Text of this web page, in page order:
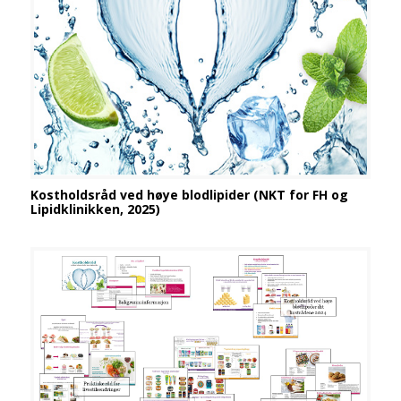
Kostholdsråd ved høye blodlipider (NKT for FH og
Lipidklinikken, 2025)